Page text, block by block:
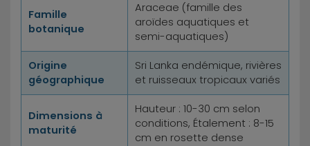
Famille
botanique
Araceae (famille des
aroïdes aquatiques et
semi-aquatiques)
Origine
géographique
Sri Lanka endémique, rivières
et ruisseaux tropicaux variés
Dimensions à
maturité
Hauteur : 10-30 cm selon
conditions, Étalement : 8-15
cm en rosette dense